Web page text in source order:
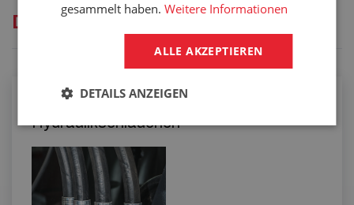
Dienstleistungen
Konfektionieren von
Hydraulikschläuchen
gesammelt haben.Weitere Informationen
ALLE AKZEPTIEREN
DETAILS ANZEIGEN